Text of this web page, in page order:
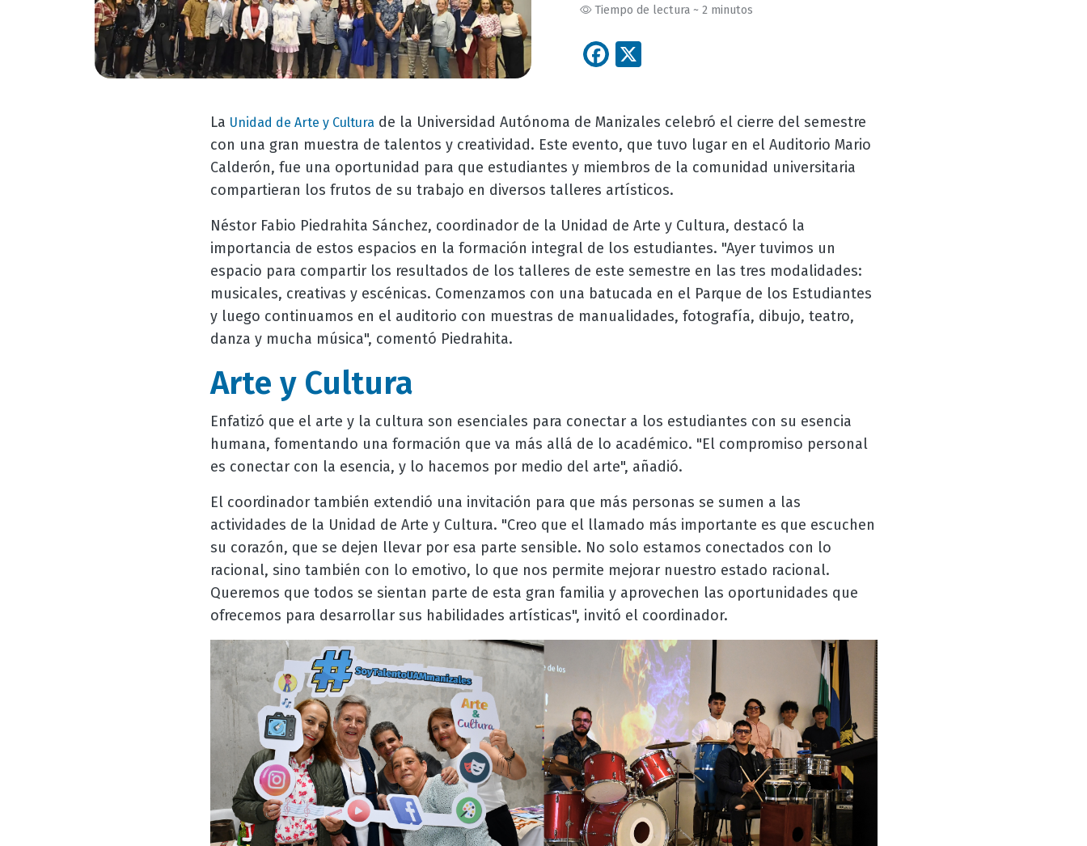
Tiempo de lectura ~ 2 minutos
Facebook
La Unidad de Arte y Culturade la Universidad Autónoma de Manizales celebró el cierre del semestre
con una gran muestra de talentos y creatividad. Este evento, que tuvo lugar en el Auditorio Mario
Calderón, fue una oportunidad para que estudiantes y miembros de la comunidad universitaria
compartieran los frutos de su trabajo en diversos talleres artísticos.
Néstor Fabio Piedrahita Sánchez, coordinador de la Unidad de Arte y Cultura, destacó la
importancia de estos espacios en la formación integral de los estudiantes. "Ayer tuvimos un
espacio para compartir los resultados de los talleres de este semestre en las tres modalidades:
musicales, creativas y escénicas. Comenzamos con una batucada en el Parque de los Estudiantes
y luego continuamos en el auditorio con muestras de manualidades, fotografía, dibujo, teatro,
danza y mucha música", comentó Piedrahita.
Arte y Cultura
Enfatizó que el arte y la cultura son esenciales para conectar a los estudiantes con su esencia
humana, fomentando una formación que va más allá de lo académico. "El compromiso personal
es conectar con la esencia, y lo hacemos por medio del arte", añadió.
El coordinador también extendió una invitación para que más personas se sumen a las
actividades de la Unidad de Arte y Cultura. "Creo que el llamado más importante es que escuchen
su corazón, que se dejen llevar por esa parte sensible. No solo estamos conectados con lo
racional, sino también con lo emotivo, lo que nos permite mejorar nuestro estado racional.
Queremos que todos se sientan parte de esta gran familia y aprovechen las oportunidades que
ofrecemos para desarrollar sus habilidades artísticas", invitó el coordinador.